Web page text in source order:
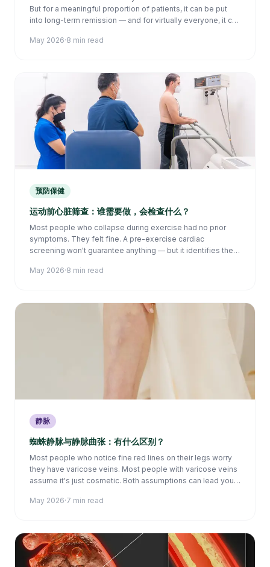
But for a meaningful proportion of patients, it can be put
into long-term remission — and for virtually everyone, it can
consequence: stroke.
May 2026·8 min read
预防保健
运动前心脏筛查：谁需要做，会检查什么？
Most people who collapse during exercise had no prior
symptoms. They felt fine. A pre-exercise cardiac
screening won't guarantee anything — but it identifies the
the chance to.
May 2026·8 min read
静脉
蜘蛛静脉与静脉曲张：有什么区别？
Most people who notice fine red lines on their legs worry
they have varicose veins. Most people with varicose veins
assume it's just cosmetic. Both assumptions can lead you
— and when it matters.
May 2026·7 min read